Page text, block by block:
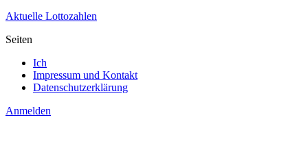
Aktuelle Lottozahlen
Seiten
Ich
Impressum und Kontakt
Datenschutzerklärung
Anmelden